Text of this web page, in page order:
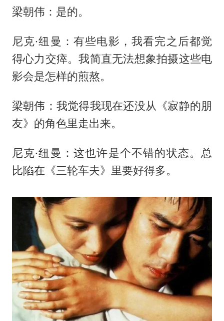
梁朝伟：是的。
尼克·纽曼：有些电影，我看完之后都觉
得心力交瘁。我简直无法想象拍摄这些电
影会是怎样的煎熬。
梁朝伟：我觉得我现在还没从《寂静的朋
友》的角色里走出来。
尼克·纽曼：这也许是个不错的状态。总
比陷在《三轮车夫》里要好得多。